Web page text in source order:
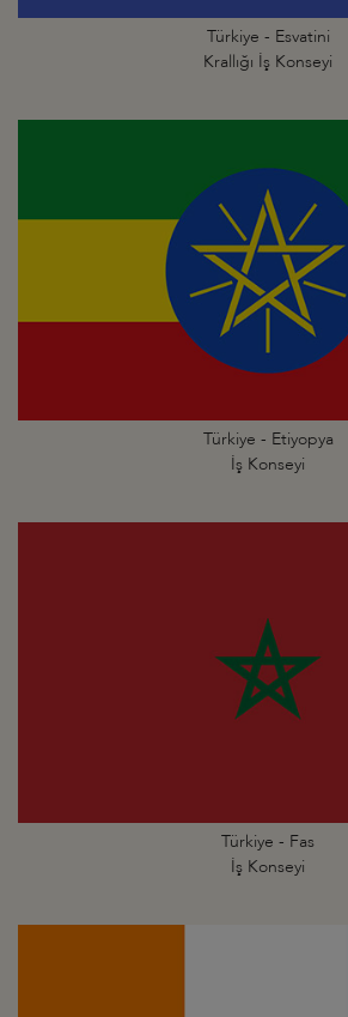
Türkiye - Esvatini
Krallığı İş Konseyi
Türkiye - Etiyopya
İş Konseyi
Türkiye - Fas
İş Konseyi